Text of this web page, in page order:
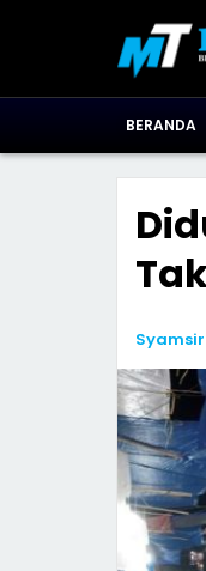
BERANDA
Syamsir